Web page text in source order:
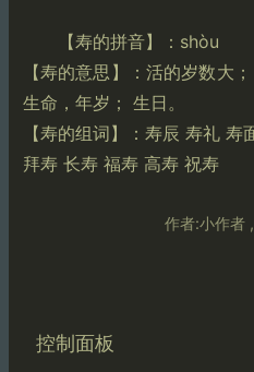
【寿的拼音】：shòu
【寿的意思】：活的岁数大
生命，年岁； 生日。
【寿的组词】：寿辰 寿礼
拜寿 长寿 福寿 高寿 祝寿
作者:小作者
控制面板